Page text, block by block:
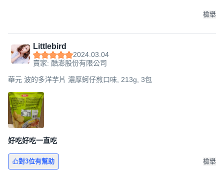
檢舉
Littlebird
2024.03.04
賣家: 酷澎股份有限公司
華元 波的多洋芋片 濃厚蚵仔煎口味, 213g, 3包
好吃好吃一直吃
對3位有幫助 檢舉